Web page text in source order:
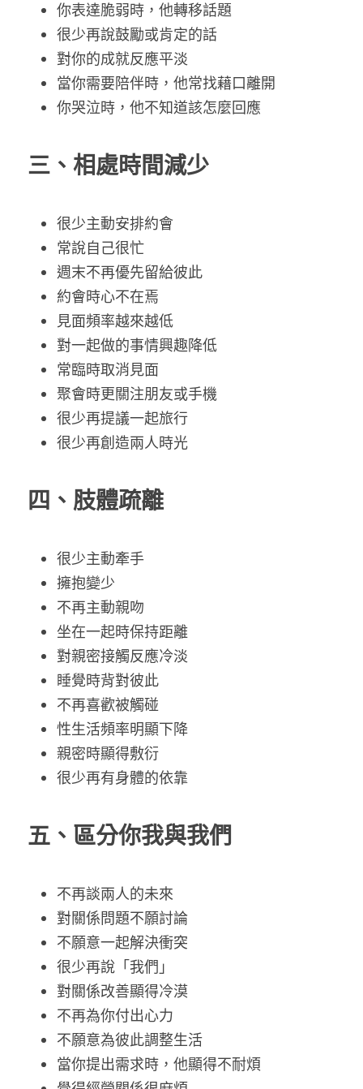
你表達脆弱時，他轉移話題
很少再說鼓勵或肯定的話
對你的成就反應平淡
當你需要陪伴時，他常找藉口離開
你哭泣時，他不知道該怎麼回應
三、相處時間減少
很少主動安排約會
常說自己很忙
週末不再優先留給彼此
約會時心不在焉
見面頻率越來越低
對一起做的事情興趣降低
常臨時取消見面
聚會時更關注朋友或手機
很少再提議一起旅行
很少再創造兩人時光
四、肢體疏離
很少主動牽手
擁抱變少
不再主動親吻
坐在一起時保持距離
對親密接觸反應冷淡
睡覺時背對彼此
不再喜歡被觸碰
性生活頻率明顯下降
親密時顯得敷衍
很少再有身體的依靠
五、區分你我與我們
不再談兩人的未來
對關係問題不願討論
不願意一起解決衝突
很少再說「我們」
對關係改善顯得冷漠
不再為你付出心力
不願意為彼此調整生活
當你提出需求時，他顯得不耐煩